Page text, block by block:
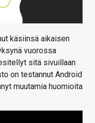
käsiinsä aikaisen
vuorossa
sitä sivuillaan
on testannut Android
muutamia huomioita